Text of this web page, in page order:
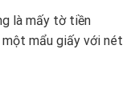
là mấy tờ tiền
một mẩu giấy với nét